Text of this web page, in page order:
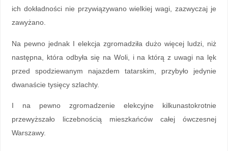
ich dokładności nie przywiązywano wielkiej wagi, zazwyczaj je
zawyżano.
Na pewno jednak I elekcja zgromadziła dużo więcej ludzi, niż
następna, która odbyła się na Woli, i na którą z uwagi na lęk
przed spodziewanym najazdem tatarskim, przybyło jedynie
dwanaście tysięcy szlachty.
I na pewno zgromadzenie elekcyjne kilkunastokrotnie
przewyższało liczebnością mieszkańców całej ówczesnej
Warszawy.